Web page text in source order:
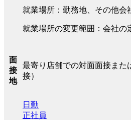
就業場所：勤務地、その他会
就業場所の変更範囲：会社の
面
接
地
最寄り店舗での対面面接また
接）
日勤
正社員